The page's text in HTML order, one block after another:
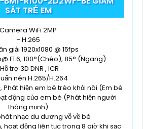
SÁT TRẺ EM
Camera WiFi 2MP
- H.265
giải 1920x1080 @ 15fps
F1.6, 100°(Chéo), 85° (Ngang)
trợ 3D DNR , ICR
nén H.265/H.264
Phát hiện em bé trèo khỏi nôi (Em bé
động của em bé (Phát hiện người
thông minh)
nhạc du dương vỗ về bé
hoạt động liên tục trong 8 giờ khi sạc